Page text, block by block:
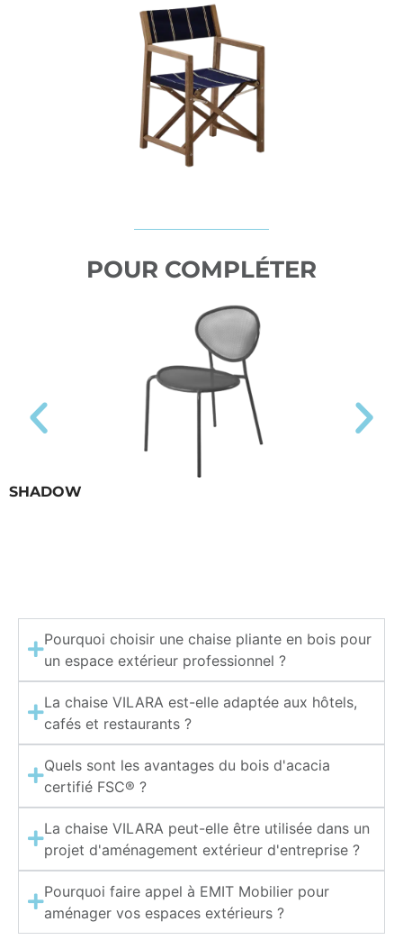
POUR COMPLÉTER
SHADOW
Pourquoi choisir une chaise pliante en bois pour
un espace extérieur professionnel ?
La chaise VILARA est-elle adaptée aux hôtels,
cafés et restaurants ?
Quels sont les avantages du bois d'acacia
certifié FSC® ?
La chaise VILARA peut-elle être utilisée dans un
projet d'aménagement extérieur d'entreprise ?
Pourquoi faire appel à EMIT Mobilier pour
aménager vos espaces extérieurs ?